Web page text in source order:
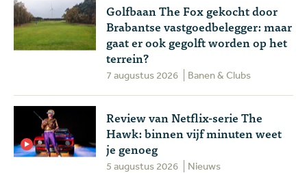
Golfbaan The Fox gekocht door
Brabantse vastgoedbelegger: maar
gaat er ook gegolft worden op het
terrein?
7 augustus 2026 Banen & Clubs
Review van Netflix-serie The
Hawk: binnen vijf minuten weet
je genoeg
5 augustus 2026 Nieuws